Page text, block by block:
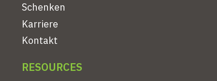
Schenken
Karriere
Kontakt
RESOURCES